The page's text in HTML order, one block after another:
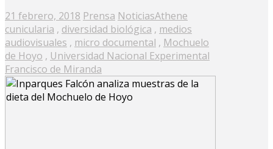
Posted
on
21 febrero, 2018 Prensa NoticiasAthene
cunicularia , diversidad biológica , medios
audiovisuales , micro documental , Mochuelo
de Hoyo , Universidad Nacional Experimental
Francisco de Miranda